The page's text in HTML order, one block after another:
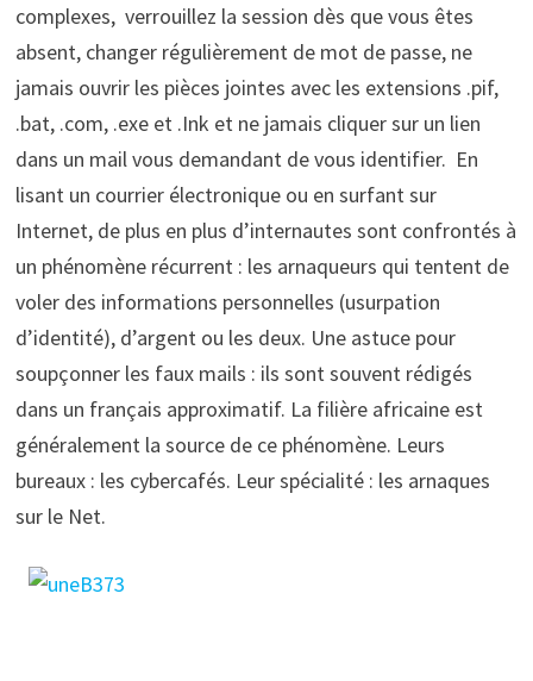
complexes, verrouillez la session dès que vous êtes
absent, changer régulièrement de mot de passe, ne
jamais ouvrir les pièces jointes avec les extensions .pif,
.bat, .com, .exe et .Ink et ne jamais cliquer sur un lien
dans un mail vous demandant de vous identifier. En
lisant un courrier électronique ou en surfant sur
Internet, de plus en plus d’internautes sont confrontés à
un phénomène récurrent : les arnaqueurs qui tentent de
voler des informations personnelles (usurpation
d’identité), d’argent ou les deux. Une astuce pour
soupçonner les faux mails : ils sont souvent rédigés
dans un français approximatif. La filière africaine est
généralement la source de ce phénomène. Leurs
bureaux : les cybercafés. Leur spécialité : les arnaques
sur le Net.